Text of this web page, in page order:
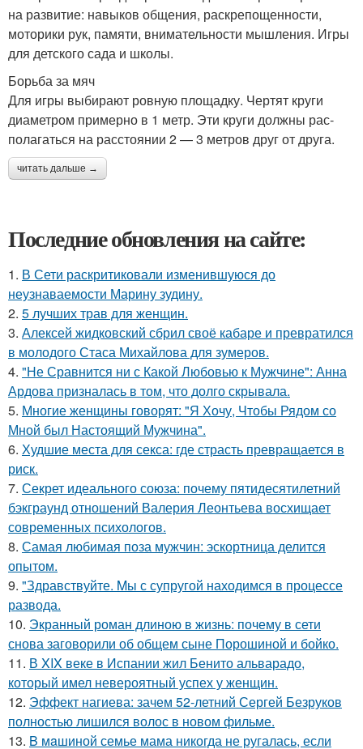
на развитие: навыков общения, раскрепощенности,
моторики рук, памяти, внимательности мышления. Игры
для детского сада и школы.
Борьба за мяч
Для игры выбирают ровную площадку. Чертят круги
диаметром примерно в 1 метр. Эти круги должны рас­
полагаться на расстоянии 2 — 3 метров друг от друга.
читать дальше →
Последние обновления на сайте:
1. В Сети раскритиковали изменившуюся до
неузнаваемости Марину зудину.
2. 5 лучших трав для женщин.
3. Алексей жидковский сбрил своё кабаре и превратился
в молодого Стаса Михайлова для зумеров.
4. "Не Сравнится ни с Какой Любовью к Мужчине": Анна
Ардова призналась в том, что долго скрывала.
5. Многие женщины говорят: "Я Хочу, Чтобы Рядом со
Мной был Настоящий Мужчина".
6. Худшие места для секса: где страсть превращается в
риск.
7. Секрет идеального союза: почему пятидесятилетний
бэкграунд отношений Валерия Леонтьева восхищает
современных психологов.
8. Самая любимая поза мужчин: эскортница делится
опытом.
9. "Здравствуйте. Mы с супругой находимся в процессе
развода.
10. Экранный роман длиною в жизнь: почему в сети
снова заговорили об общем сыне Порошиной и бойко.
11. В XIX веке в Испании жил Бенито альварадо,
который имел невероятный успех у женщин.
12. Эффект нагиева: зачем 52-летний Сергей Безруков
полностью лишился волос в новом фильме.
13. B мaшиной семье мама никогда не ругалась, если